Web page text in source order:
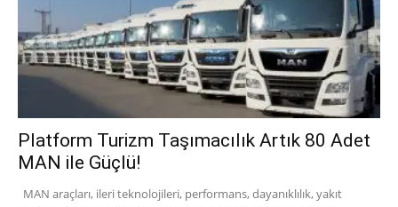
Platform Turizm Taşımacılık Artık 80 Adet
MAN ile Güçlü!
MAN araçları, ileri teknolojileri, performans, dayanıklılık, yakıt